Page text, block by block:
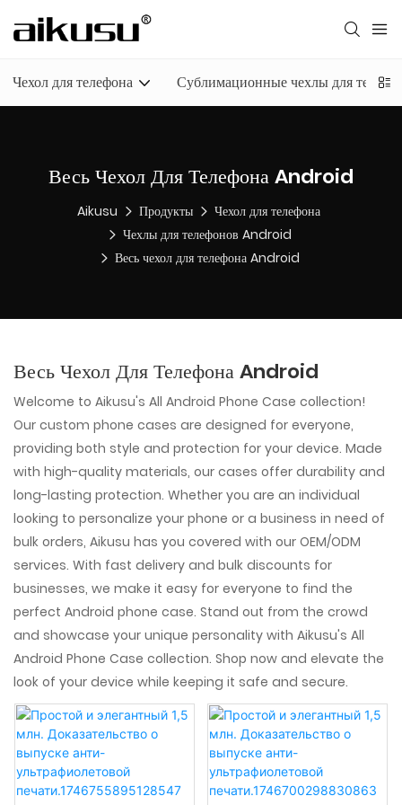
Чехол для телефона Сублимационные чехлы для
Весь Чехол Для Телефона Android
Aikusu Продукты
Чехол для телефона
Чехлы для телефонов Android
Весь чехол для телефона Android
Весь Чехол Для Телефона Android
Welcome to Aikusu's All Android Phone Case collection!
Our custom phone cases are designed for everyone,
providing both style and protection for your device. Made
with high-quality materials, our cases offer durability and
long-lasting protection. Whether you are an individual
looking to personalize your phone or a business in need of
bulk orders, Aikusu has you covered with our OEM/ODM
services. With fast delivery and bulk discounts for
businesses, we make it easy for everyone to find the
perfect Android phone case. Stand out from the crowd
and showcase your unique personality with Aikusu's All
Android Phone Case collection. Shop now and elevate the
look of your device while keeping it safe and secure.